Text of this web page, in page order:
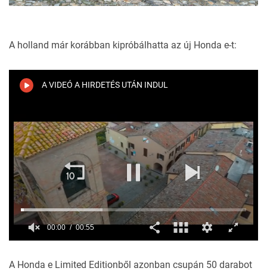
A holland már korábban kipróbálhatta az új Honda e-t:
A VIDEÓ A HIRDETÉS UTÁN INDUL
A Honda e Limited Editionből azonban csupán 50 darabot